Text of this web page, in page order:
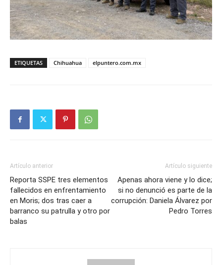
ETIQUETAS Chihuahua elpuntero.com.mx
Artículo anterior
Reporta SSPE tres elementos
fallecidos en enfrentamiento
en Moris; dos tras caer a
barranco su patrulla y otro por
balas
Artículo siguiente
Apenas ahora viene y lo dice;
si no denunció es parte de la
corrupción: Daniela Álvarez por
Pedro Torres